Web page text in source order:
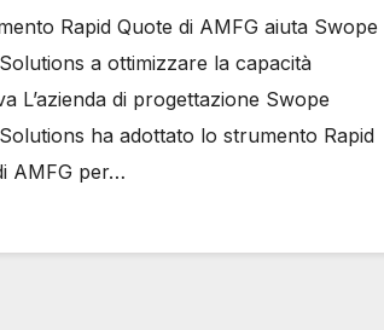
Rapid Quote di AMFG aiuta Swope
a ottimizzare la capacità
L’azienda di progettazione Swope
ha adottato lo strumento Rapid
AMFG per…